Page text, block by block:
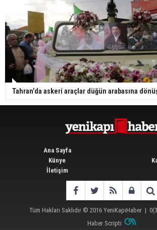
Tahran’da askeri araçlar düğün arabasına
Ana Sayfa
Künye
İletişim
Tüm Hakları Saklıdır © 2016 YeniKapıHaber|
Haber Scripti